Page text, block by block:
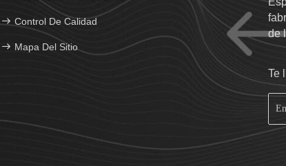
Control De Calidad
Mapa Del Sitio
de
Te